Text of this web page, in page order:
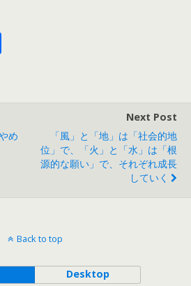
め
Next Post
「風」と「地」は「社会的地
位」で、「火」と「水」は「根
源的な願い」で、それぞれ成長
していく
Back to top
Desktop